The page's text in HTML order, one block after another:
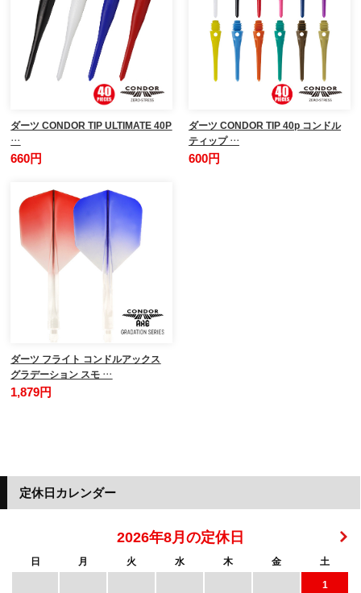
ダーツ CONDOR TIP ULTIMATE 40P
…
660円
ダーツ CONDOR TIP 40p コンドル
ティップ …
600円
ダーツ フライト コンドルアックス
グラデーション スモ …
1,879円
定休日カレンダー
2026年8月の定休日
日 月 火 水 木 金
土
1